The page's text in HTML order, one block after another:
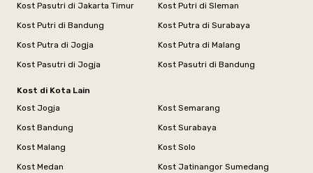
Kost Pasutri di Jakarta Timur
Kost Putri di Sleman
Kost Putri di Bandung
Kost Putra di Surabaya
Kost Putra di Jogja
Kost Putra di Malang
Kost Pasutri di Jogja
Kost Pasutri di Bandung
Kost di Kota Lain
Kost Jogja
Kost Semarang
Kost Bandung
Kost Surabaya
Kost Malang
Kost Solo
Kost Medan
Kost Jatinangor Sumedang